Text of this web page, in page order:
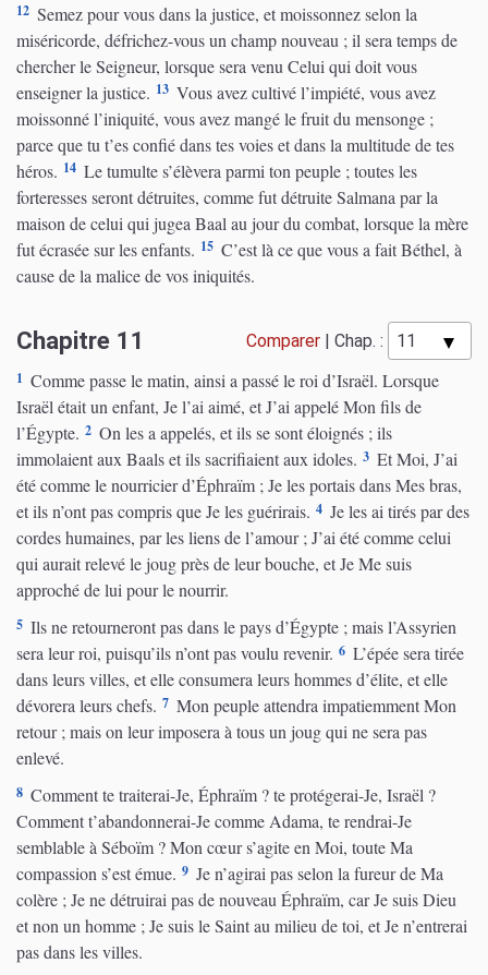
12 Semez pour vous dans la justice, et moissonnez selon la
miséricorde, défrichez-vous un champ nouveau ; il sera temps de
chercher le Seigneur, lorsque sera venu Celui qui doit vous
enseigner la justice. 13 Vous avez cultivé l’impiété, vous avez
moissonné l’iniquité, vous avez mangé le fruit du mensonge ;
parce que tu t’es confié dans tes voies et dans la multitude de tes
héros. 14 Le tumulte s’élèvera parmi ton peuple ; toutes les
forteresses seront détruites, comme fut détruite Salmana par la
maison de celui qui jugea Baal au jour du combat, lorsque la mère
fut écrasée sur les enfants. 15 C’est là ce que vous a fait Béthel, à
cause de la malice de vos iniquités.
Chapitre 11 Comparer | Chap. :
1 Comme passe le matin, ainsi a passé le roi d’Israël. Lorsque
Israël était un enfant, Je l’ai aimé, et J’ai appelé Mon fils de
l’Égypte. 2 On les a appelés, et ils se sont éloignés ; ils
immolaient aux Baals et ils sacrifiaient aux idoles. 3 Et Moi, J’ai
été comme le nourricier d’Éphraïm ; Je les portais dans Mes bras,
et ils n’ont pas compris que Je les guérirais. 4 Je les ai tirés par des
cordes humaines, par les liens de l’amour ; J’ai été comme celui
qui aurait relevé le joug près de leur bouche, et Je Me suis
approché de lui pour le nourrir.
5 Ils ne retourneront pas dans le pays d’Égypte ; mais l’Assyrien
sera leur roi, puisqu’ils n’ont pas voulu revenir. 6 L’épée sera tirée
dans leurs villes, et elle consumera leurs hommes d’élite, et elle
dévorera leurs chefs. 7 Mon peuple attendra impatiemment Mon
retour ; mais on leur imposera à tous un joug qui ne sera pas
enlevé.
8 Comment te traiterai-Je, Éphraïm ? te protégerai-Je, Israël ?
Comment t’abandonnerai-Je comme Adama, te rendrai-Je
semblable à Séboïm ? Mon cœur s’agite en Moi, toute Ma
compassion s’est émue. 9 Je n’agirai pas selon la fureur de Ma
colère ; Je ne détruirai pas de nouveau Éphraïm, car Je suis Dieu
et non un homme ; Je suis le Saint au milieu de toi, et Je n’entrerai
pas dans les villes.